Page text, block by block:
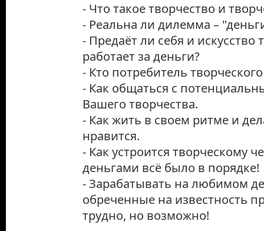
- Что такое творчество и
- Реальна ли дилемма –
- Предаёт ли себя и искусство
работает за деньги?
- Кто потребитель
- Как общаться с
Вашего творчества.
- Как жить в своем ритме и
нравится.
- Как устроится творческому
деньгами всё было в порядке!
- Зарабатывать на любимом
обреченные на известность
трудно, но возможно!